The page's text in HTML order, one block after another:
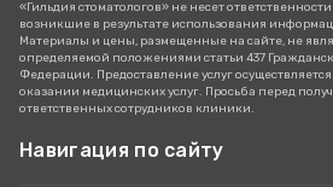
«Гильдия стоматологов» не несет
возникшие в результате использования
Материалы и цены, размещенные на сайте, не
определяемой положениями статьи 437
Федерации. Предоставление услуг
оказании медицинских услуг. Просьба перед
ответственных сотрудников клиники.
Навигация по сайту